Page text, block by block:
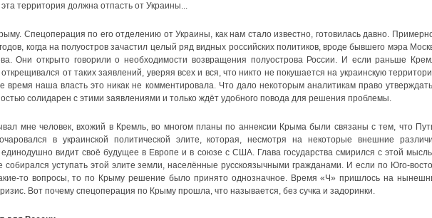
территория должна отпасть от Украины...
Спецоперация по его отделению от Украины, как нам стало известно, готовилась давно.
когда на полуостров зачастил целый ряд видных российских политиков, вроде бывшего мэра
Они открыто говорили о необходимости возвращения полуострова России. И если раньше
от таких заявлений, уверяя всех и вся, что никто не покушается на украинскую
время наша власть это никак не комментировала. Что дало некоторым аналитикам право
солидарен с этими заявлениями и только ждёт удобного повода для решения проблемы.
мне человек, вхожий в Кремль, во многом планы по аннексии Крыма были связаны с тем, что
в украинской политической элите, которая, несмотря на некоторые внешние
единодушно видит своё будущее в Европе и в союзе с США. Глава государства смирился с этой
собирался уступать этой элите земли, населённые русскоязычными гражданами. И если по Юго-
то вопросы, то по Крыму решение было принято однозначное. Время «Ч» пришлось на
Вот почему спецоперация по Крыму прошла, что называется, без сучка и задоринки.